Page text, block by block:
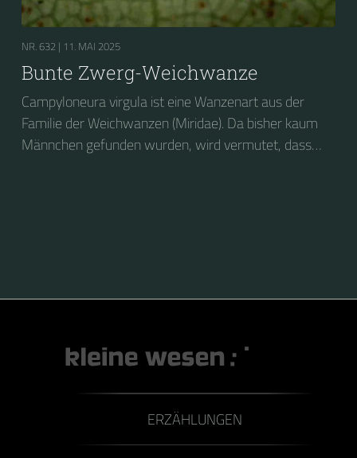
NR. 632 | 11. MAI 2025
Bunte Zwerg-Weichwanze
Campyloneura virgula ist eine Wanzenart aus der
Familie der Weichwanzen (Miridae). Da bisher kaum
Männchen gefunden wurden, wird vermutet, dass
ERZÄHLUNGEN